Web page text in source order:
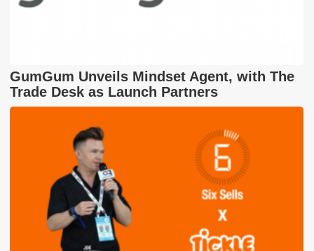
GumGum Unveils Mindset Agent, with The
Trade Desk as Launch Partners